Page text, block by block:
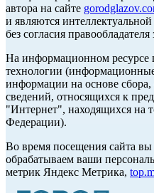
автора на сайте
и являются
без согласия
На информационном ресурсе
технологии
информации на основе сбора,
сведений, относящихся к
"Интернет", находящихся на
Федерации).
Во время посещения сайта вы
обрабатываем ваши
метрик Яндекс Метрика,